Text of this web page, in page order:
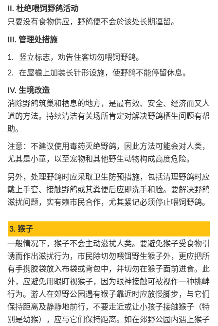
II. 杜绝喂饲野鸽活动
只要没有食物供应，野鸽便不会於该处长期逗留。
III. 管理处措施
竖立标志，劝告住客切勿喂饲野鸽。
在屋檐上加装长针形设施，使野鸽不能停留休息。
IV. 生境改造
消除野鸽筑巢和栖息的地方，是最有效、安全、经济而又人
道的方法。持续清洁有关场所肯定对解决野鸽栖生问题有帮
助。
注意：不建议使用毒药灭绝野鸽，因此方法可能会对人类，
尤其是小童，以至宠物和其他野生动物构成高度危险。
另外，处理野鸽时应采取卫生防预措施，包括清理野鸽时应
戴上手套、接触野鸽或其粪便后应即洗手和脸。要解决野鸽
滋扰问题，实有赖市民合作，尤其紧记必须停止喂饲野鸽。
3. 猴子
一般情况下，猴子不会主动滋扰人类。要避免猴子受食物引
诱而作出滋扰行为，市民除切勿喂饵野生猴子外，更应把所
有手携胶袋放入布袋或背包中，并切勿在猴子面前进食。此
外，应避免用眼盯视猴子，因为眼神接触可被视作一种挑衅
行为。游人在郊野公园遇有猴子靠近时应放慢脚步，与它们
保持距离及静静地前行，不要走近或让小孩子接触猴子（特
别是幼猴），应与它们保持距离。如在郊野公园内遇上猴子